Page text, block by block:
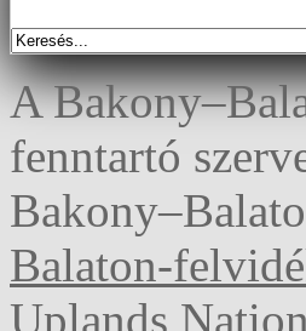
A
fenntartó
Balaton-
Uplands